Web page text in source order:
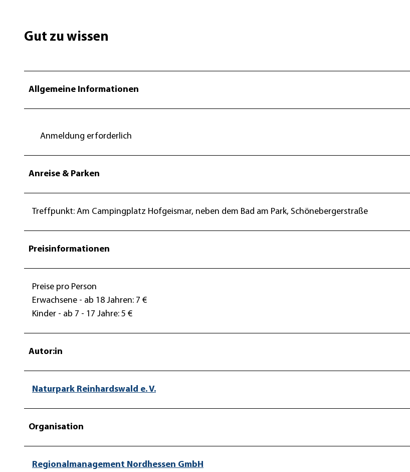
Gut zu wissen
Allgemeine Informationen
Anmeldung erforderlich
Anreise & Parken
Treffpunkt: Am Campingplatz Hofgeismar, neben dem Bad am Park, Schönebergerstraße
Preisinformationen
Preise pro Person
Erwachsene - ab 18 Jahren: 7 €
Kinder - ab 7 - 17 Jahre: 5 €
Autor:in
Naturpark Reinhardswald e. V.
Organisation
Regionalmanagement Nordhessen GmbH